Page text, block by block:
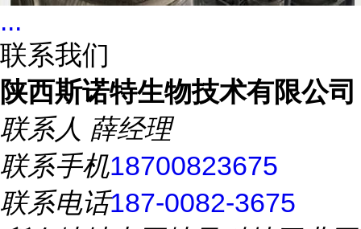
...
联系我们
陕西斯诺特生物技术有限公司
联系人 薛经理
联系手机18700823675
联系电话187-0082-3675